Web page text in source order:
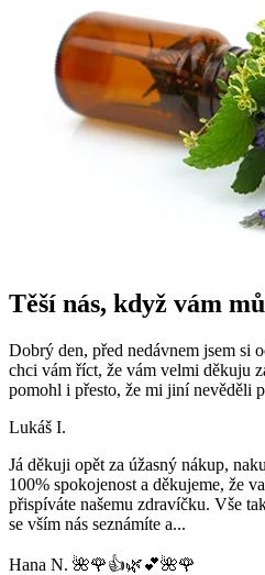
Těší nás, když vám
Dobrý den, před nedávnem jsem si
chci vám říct, že vám velmi děkuju
pomohl i přesto, že mi jiní nevěděli
Lukáš I.
Já děkuji opět za úžasný nákup,
100% spokojenost a děkujeme, že
přispíváte našemu zdravíčku. Vše
se vším nás seznámíte a...
Hana N. 🌺🌹👍🌿💕🌺🌹